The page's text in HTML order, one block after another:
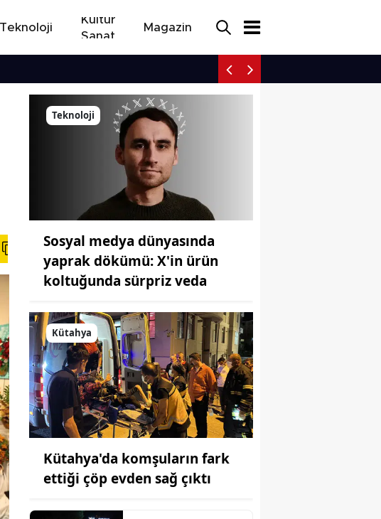
Teknoloji
Kültür
Sanat
Magazin
Teknoloji
Sosyal medya dünyasında
yaprak dökümü: X'in ürün
koltuğunda sürpriz veda
Kütahya
Kütahya'da komşuların fark
ettiği çöp evden sağ çıktı